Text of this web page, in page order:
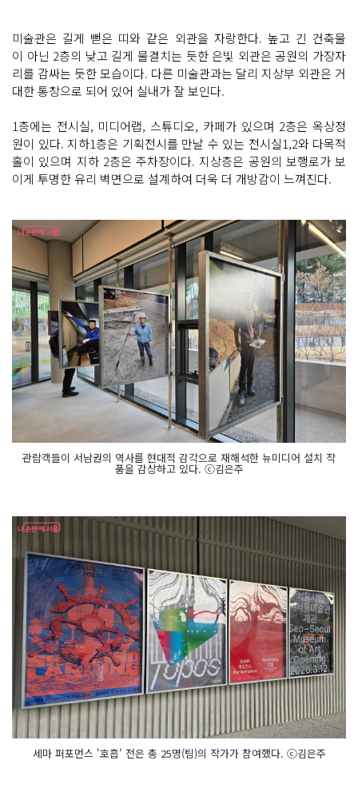
미술관은 길게 뻗은 띠와 같은 외관을 자랑한다. 높고 긴 건축물
이 아닌 2층의 낮고 길게 물결치는 듯한 은빛 외관은 공원의 가장자
리를 감싸는 듯한 모습이다. 다른 미술관과는 달리 지상부 외관은 거
대한 통창으로 되어 있어 실내가 잘 보인다.
1층에는 전시실, 미디어랩, 스튜디오, 카페가 있으며 2층은 옥상정
원이 있다. 지하1층은 기획전시를 만날 수 있는 전시실1,2와 다목적
홀이 있으며 지하 2층은 주차장이다. 지상층은 공원의 보행로가 보
이게 투명한 유리 벽면으로 설계하여 더욱 더 개방감이 느껴진다.
관람객들이 서남권의 역사를 현대적 감각으로 재해석한 뉴미디어 설치 작
품을 감상하고 있다. ⓒ김은주
세마 퍼포먼스 '호흡' 전은 총 25명(팀)의 작가가 참여했다. ⓒ김은주